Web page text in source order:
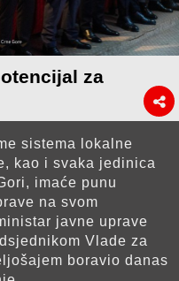
za
sistema lokalne
kao i svaka jedinica
imaće punu
na svom
javne uprave
Vlade za
boravio danas